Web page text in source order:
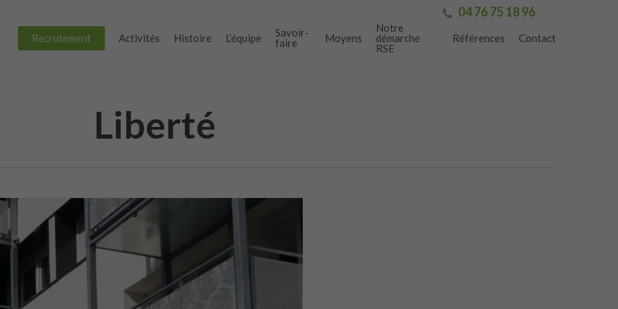
Recrutement Activités Histoire L’équipe
Savoir-
faire
Moyens
Notre
démarche
RSE
Références Contact
04 76 75 18 96
Liberté